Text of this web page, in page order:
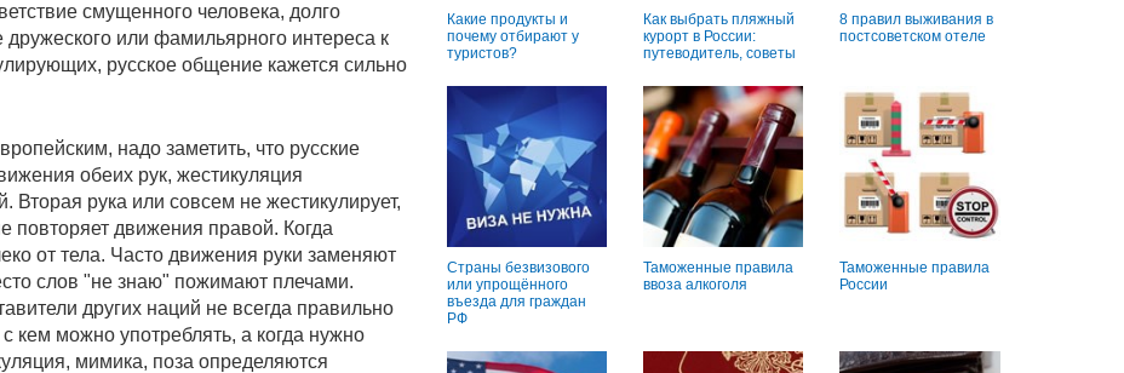
смущенного человека, долго
или фамильярного интереса к
русское общение кажется сильно
надо заметить, что русские
обеих рук, жестикуляция
рука или совсем не жестикулирует,
повторяет движения правой. Когда
от тела. Часто движения руки заменяют
слов "не знаю" пожимают плечами.
других наций не всегда правильно
кем можно употреблять, а когда нужно
мимика, поза определяются
Какие продукты и
почему отбирают у
туристов?
Как выбрать пляжный
курорт в России:
путеводитель, советы
8 правил выживания в
постсоветском отеле
Страны безвизового
или упрощённого
въезда для граждан
РФ
Таможенные правила
ввоза алкоголя
Таможенные правила
России